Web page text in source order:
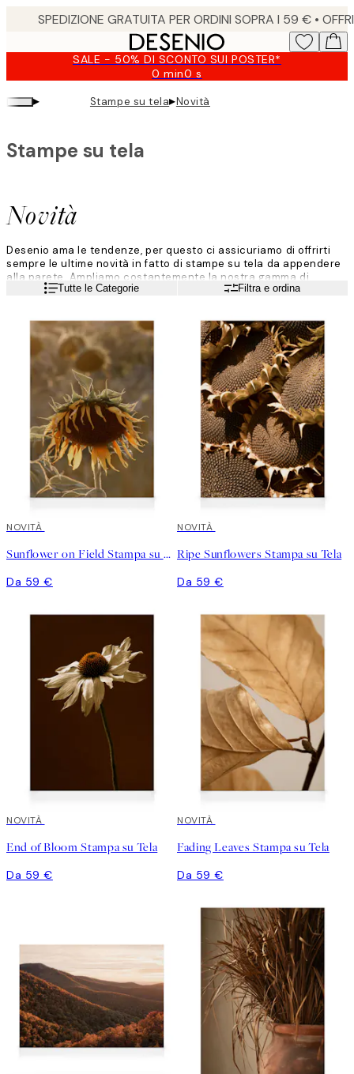
SALE - 50% DI SCONTO SUI POSTER*
0 min0 s
Valido
fino
a:
▸ Stampe su tela▸Novità
Novità
Stampe su tela
Desenio ama le tendenze, per questo ci assicuriamo di offrirti
sempre le ultime novità in fatto di stampe su tela da appendere
alla parete. Ampliamo costantemente la nostra gamma di
prodotti e aggiungiamo regolarmente nuovi design a cura di
Leggi di piùTutte le Categorie Filtra e ordina
NOVITÀ
Sunflower on Field Stampa su Tela
Da 59 €
NOVITÀ
Ripe Sunflowers Stampa su Tela
Da 59 €
NOVITÀ
End of Bloom Stampa su Tela
Da 59 €
NOVITÀ
Fading Leaves Stampa su Tela
Da 59 €